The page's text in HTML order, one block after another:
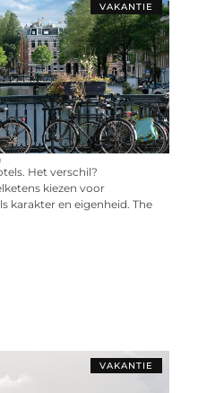
VAKANTIE
Het verschil?
kiezen voor
karakter en eigenheid. The
VAKANTIE